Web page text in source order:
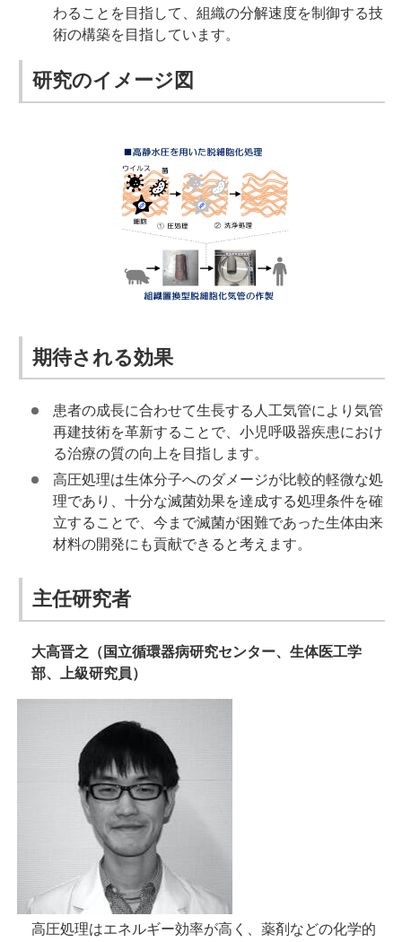
わることを目指して、組織の分解速度を制御する技
術の構築を目指しています。
研究のイメージ図
期待される効果
患者の成長に合わせて生長する人工気管により気管
再建技術を革新することで、小児呼吸器疾患におけ
る治療の質の向上を目指します。
高圧処理は生体分子へのダメージが比較的軽微な処
理であり、十分な滅菌効果を達成する処理条件を確
立することで、今まで滅菌が困難であった生体由来
材料の開発にも貢献できると考えます。
主任研究者
大高晋之（国立循環器病研究センター、生体医工学
部、上級研究員）
高圧処理はエネルギー効率が高く、薬剤などの化学的